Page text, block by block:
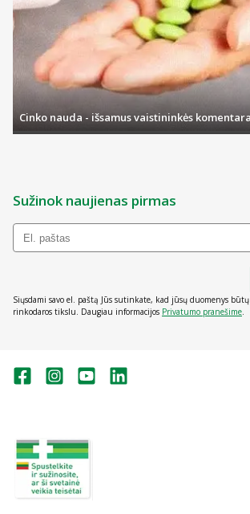
Cinko nauda - išsamus vaistininkės
Sužinok naujienas pirmas
Siųsdami savo el. paštą Jūs sutinkate, kad jūsų duomenys
rinkodaros tikslu. Daugiau informacijos Privatumo pranešime.